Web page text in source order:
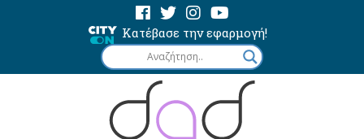
Κατέβασε την εφαρμογή!